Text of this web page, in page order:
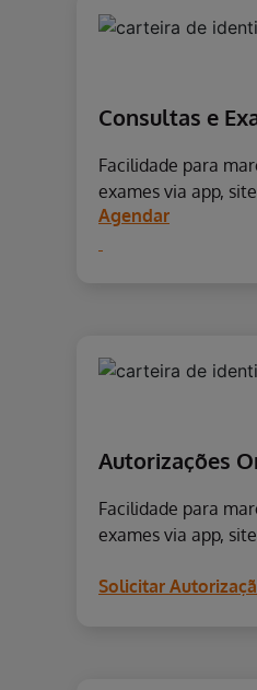
Consultas e
Facilidade para
exames via app,
Agendar
Autorizações
Facilidade para
exames via app,
Solicitar